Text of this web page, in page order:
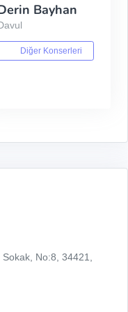
Bayhan
Diğer Konserleri
No:8, 34421,